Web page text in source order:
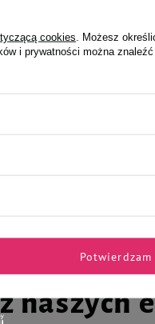
i
naszych
cookies . Możesz
i prywatności można